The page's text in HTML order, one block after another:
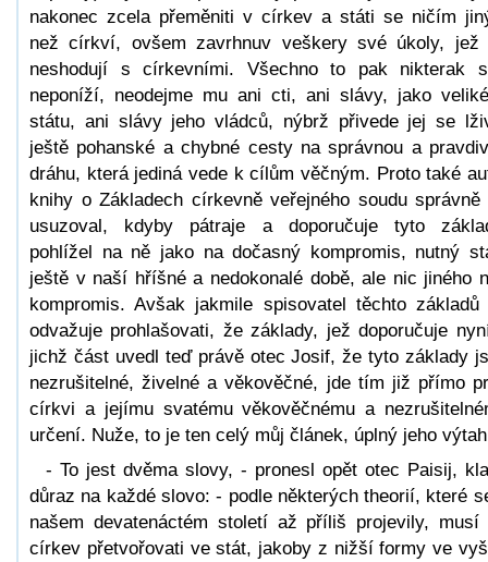
nakonec zcela přeměniti v církev a státi se ničím
než církví, ovšem zavrhnuv veškery své úkoly, jež
neshodují s církevními. Všechno to pak nikterak
neponíží, neodejme mu ani cti, ani slávy, jako
státu, ani slávy jeho vládců, nýbrž přivede jej se
ještě pohanské a chybné cesty na správnou a
dráhu, která jediná vede k cílům věčným. Proto také
knihy o Základech církevně veřejného soudu správně
usuzoval, kdyby pátraje a doporučuje tyto
pohlížel na ně jako na dočasný kompromis, nutný
ještě v naší hříšné a nedokonalé době, ale nic jiného
kompromis. Avšak jakmile spisovatel těchto základů
odvažuje prohlašovati, že základy, jež doporučuje
jichž část uvedl teď právě otec Josif, že tyto základy
nezrušitelné, živelné a věkověčné, jde tím již přímo
církvi a jejímu svatému věkověčnému a
určení. Nuže, to je ten celý můj článek, úplný jeho
- To jest dvěma slovy, - pronesl opět otec Paisij,
důraz na každé slovo: - podle některých theorií, které
našem devatenáctém století až příliš projevily, musí
církev přetvořovati ve stát, jakoby z nižší formy ve